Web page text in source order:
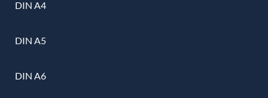
DIN A4
DIN A5
DIN A6